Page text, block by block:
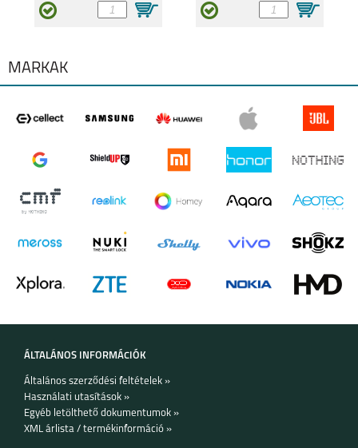
SAMSUNG GALAXY
SAMSUNG GALAXY
A27
S25 EDGE
SAMSUNG S25 FE
SAMSUNG GALAXY
MÁRKÁK
ÁLTALÁNOS INFORMÁCIÓK
Általános szerződési feltételek »
Használati utasítások »
Egyéb letölthető dokumentumok »
XML árlista / termékinformáció »